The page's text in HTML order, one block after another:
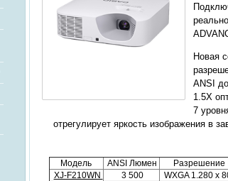
Новая
ANSI
1.5Х
7
отрегулирует яркость изображения в
Модель ANSI Люмен Разрешение
XJ-F210WN
3 500 WXGA 1.280 x